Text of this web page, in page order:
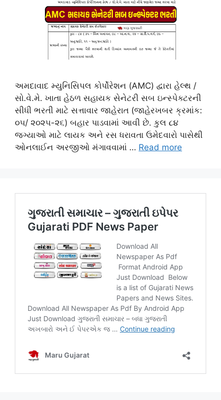
અમદાવાદ મ્યુનિસિપલ કોર્પોરેશન (AMC) દ્વારા હેલ્થ /
સો.વે.મે. ખાતા હેઠળ સહાયક સેનેટરી સબ ઇન્સ્પેક્ટરની
સીધી ભરતી માટે સત્તાવાર જાહેરાત (જાહેરખબર ક્રમાંક:
૦૫/ ૨૦૨૫-૨૬) બહાર પાડવામાં આવી છે. કુલ ૮૪
જગ્યાઓ માટે લાયક અને રસ ધરાવતા ઉમેદવારો પાસેથી
ઓનલાઈન અરજીઓ મંગાવવામાં … Read more